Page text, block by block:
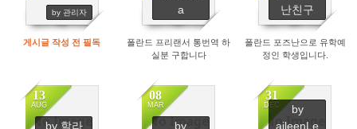
by 관리자
게시글 작성 전 필독
a
폴란드 프리랜서 통번역 하
실분 구합니다
난친구
폴란드 포즈난으로 유학예
정인 학생입니다.
No Image
13
AUG
by 할라
3011 No Image
08
MAR
by
1441 No Image
31
DEC
by
aileenLe
5778